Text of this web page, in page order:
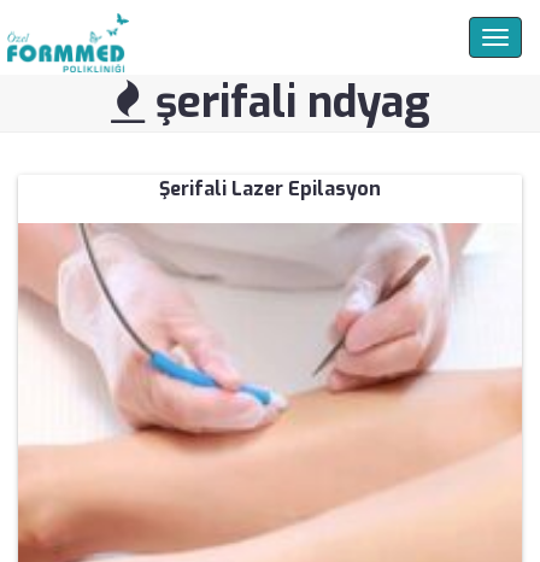
şerifali ndyag
Şerifali Lazer Epilasyon